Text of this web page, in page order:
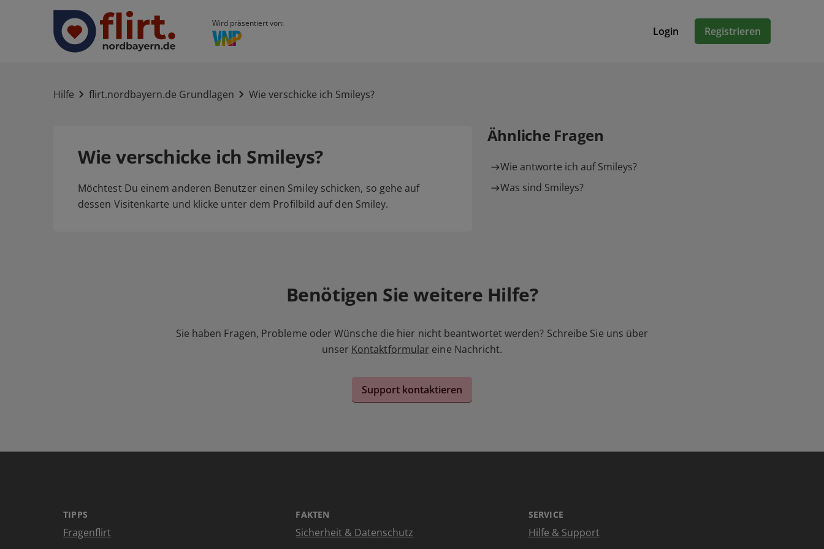
Wird präsentiert von:
Login Registrieren
Hilfe flirt.nordbayern.de Grundlagen Wie verschicke ich Smileys?
Wie verschicke ich Smileys?
Möchtest Du einem anderen Benutzer einen Smiley schicken, so gehe auf
dessen Visitenkarte und klicke unter dem Profilbild auf den Smiley.
Ähnliche Fragen
Wie antworte ich auf Smileys?
Was sind Smileys?
Benötigen Sie weitere Hilfe?
Sie haben Fragen, Probleme oder Wünsche die hier nicht beantwortet werden? Schreibe Sie uns über
unser Kontaktformular eine Nachricht.
Support kontaktieren
TIPPS
Fragenflirt
FAKTEN
Sicherheit & Datenschutz
SERVICE
Hilfe & Support